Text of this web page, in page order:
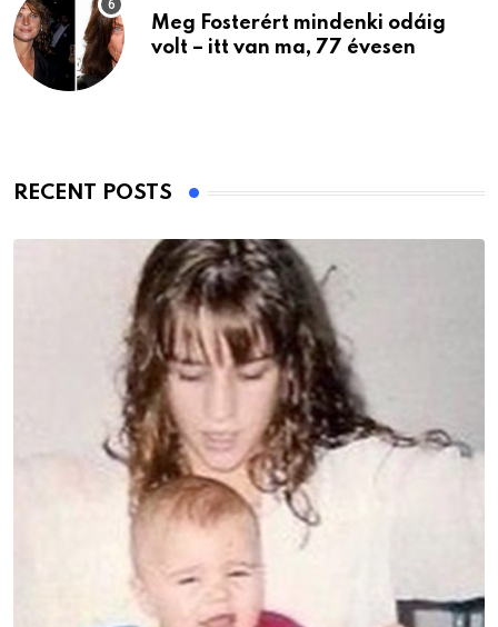
Meg Fosterért mindenki odáig
volt – itt van ma, 77 évesen
RECENT POSTS